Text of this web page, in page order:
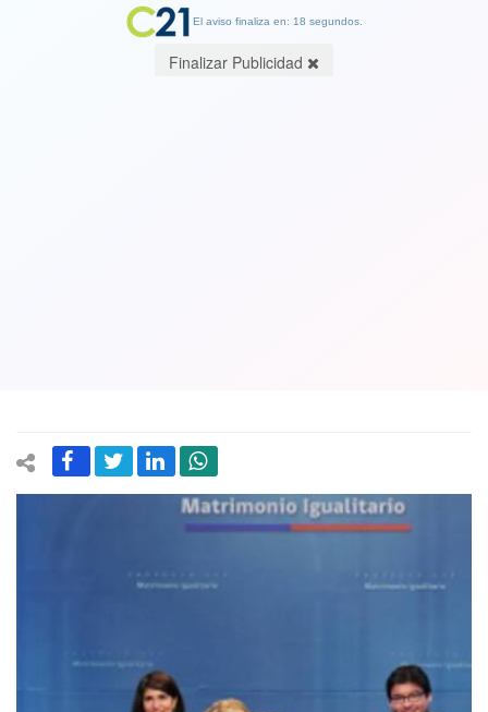
El aviso finaliza en: 18 segundos.
Finalizar Publicidad